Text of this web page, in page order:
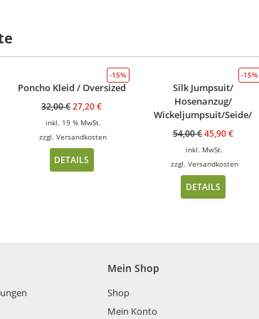
-15%
Poncho Kleid / Oversized
32,00€27,20€
inkl. 19 % MwSt.
zzgl.Versandkosten
DETAILS
-15%
Silk Jumpsuit/
Hosenanzug/
Wickeljumpsuit/Seide/
54,00€45,90€
inkl. MwSt.
zzgl. Versandkosten
DETAILS
Mein Shop
Shop
Mein Konto